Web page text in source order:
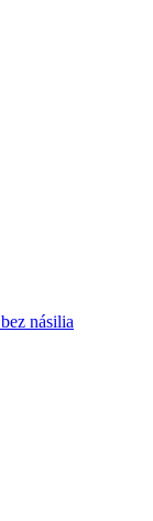
násilia